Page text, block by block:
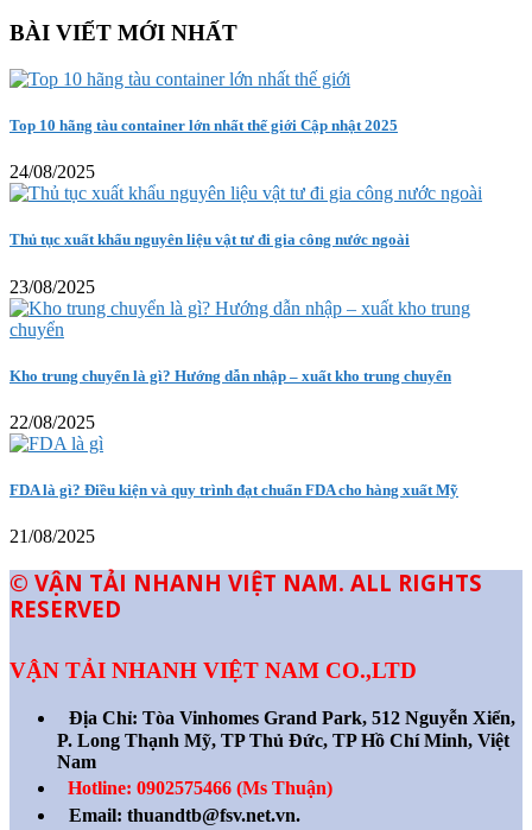
BÀI VIẾT MỚI NHẤT
Top 10 hãng tàu container lớn nhất thế giới Cập nhật 2025
24/08/2025
Thủ tục xuất khẩu nguyên liệu vật tư đi gia công nước ngoài
23/08/2025
Kho trung chuyển là gì? Hướng dẫn nhập – xuất kho trung chuyển
22/08/2025
FDA là gì? Điều kiện và quy trình đạt chuẩn FDA cho hàng xuất Mỹ
21/08/2025
© VẬN TẢI NHANH VIỆT NAM. ALL RIGHTS
RESERVED
VẬN TẢI NHANH VIỆT NAM CO.,LTD
Địa Chỉ: Tòa Vinhomes Grand Park, 512 Nguyễn Xiển,
P. Long Thạnh Mỹ, TP Thủ Đức, TP Hồ Chí Minh, Việt
Nam
Hotline: 0902575466 (Ms Thuận)
Email: thuandtb@fsv.net.vn.